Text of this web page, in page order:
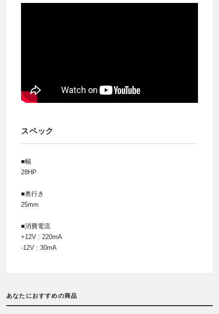
スペック
■幅
28HP
■奥行き
25mm
■消費電流
+12V : 220mA
-12V : 30mA
あなたにおすすめの商品